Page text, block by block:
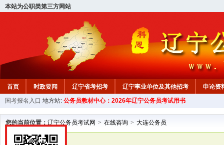
本站为公职类第三方网站
首页 时政要闻 辽宁省考招考 辽宁事业单位及其他招考 申论资
教材中心
国考报名入口 地方站: 公务员教材中心：2026年辽宁公务员考试用书
您的当前位置： 辽宁公务员考试网 > 在线咨询 > 大连公务员
已解决